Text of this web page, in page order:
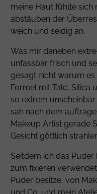
meine Haut fühlte
abstäuben der
weich und seidig an.
Was mir daneben
unfassbar frisch und
gesagt nicht warum
Formel mitTalc, Silica
so extrem
sah nach dem
Makeup Artist gerade
Gesicht göttlich
Seitdem ich das
zum fixieren
Puder besitze, von